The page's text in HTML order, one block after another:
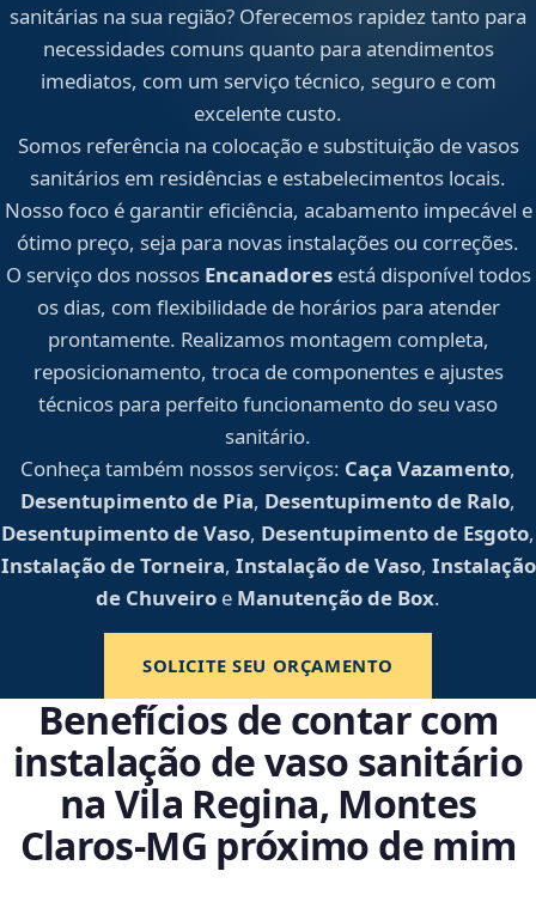
sanitárias na sua região? Oferecemos rapidez tanto para
necessidades comuns quanto para atendimentos
imediatos, com um serviço técnico, seguro e com
excelente custo.
Somos referência na colocação e substituição de vasos
sanitários em residências e estabelecimentos locais.
Nosso foco é garantir eficiência, acabamento impecável e
ótimo preço, seja para novas instalações ou correções.
O serviço dos nossos Encanadoresestá disponível todos
os dias, com flexibilidade de horários para atender
prontamente. Realizamos montagem completa,
reposicionamento, troca de componentes e ajustes
técnicos para perfeito funcionamento do seu vaso
sanitário.
Conheça também nossos serviços: Caça Vazamento,
Desentupimento de Pia, Desentupimento de Ralo,
Desentupimento de Vaso, Desentupimento de Esgoto,
Instalação de Torneira, Instalação de Vaso, Instalação
de Chuveiro e Manutenção de Box.
SOLICITE SEU ORÇAMENTO
Benefícios de contar com
instalação de vaso sanitário
na Vila Regina, Montes
Claros‑MG próximo de mim